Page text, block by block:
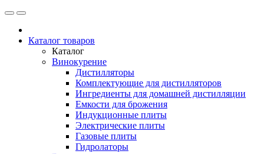
Каталог товаров
Каталог
Винокурение
Дистилляторы
Комплектующие для дистилляторов
Ингредиенты для домашней дистилляции
Емкости для брожения
Индукционные плиты
Электрические плиты
Газовые плиты
Гидролаторы